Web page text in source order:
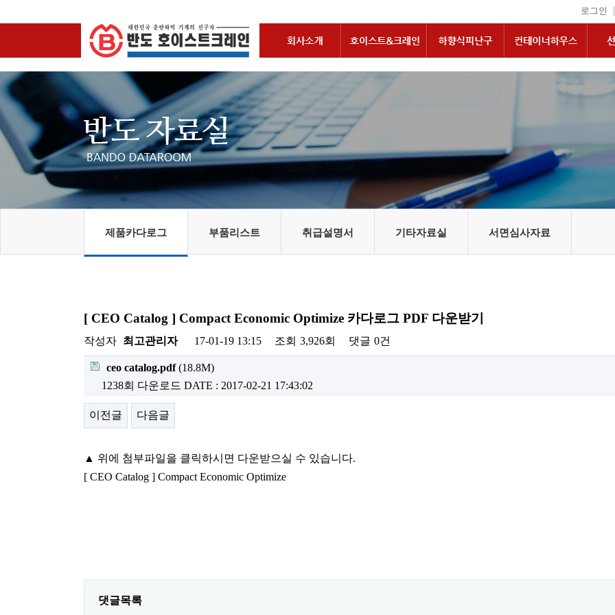
로그인 |
제품카다로그 부품리스트 취급설명서 기타자료실 서면심사자료
[ CEO Catalog ] Compact Economic Optimize 카다로그 PDF 다운받기
작성자 최고관리자 17-01-19 13:15 조회 3,926회 댓글 0건
ceo catalog.pdf(18.8M)
1238회 다운로드 DATE : 2017-02-21 17:43:02
이전글 다음글
▲ 위에 첨부파일을 클릭하시면 다운받으실 수 있습니다.
[ CEO Catalog ] Compact Economic Optimize
댓글목록